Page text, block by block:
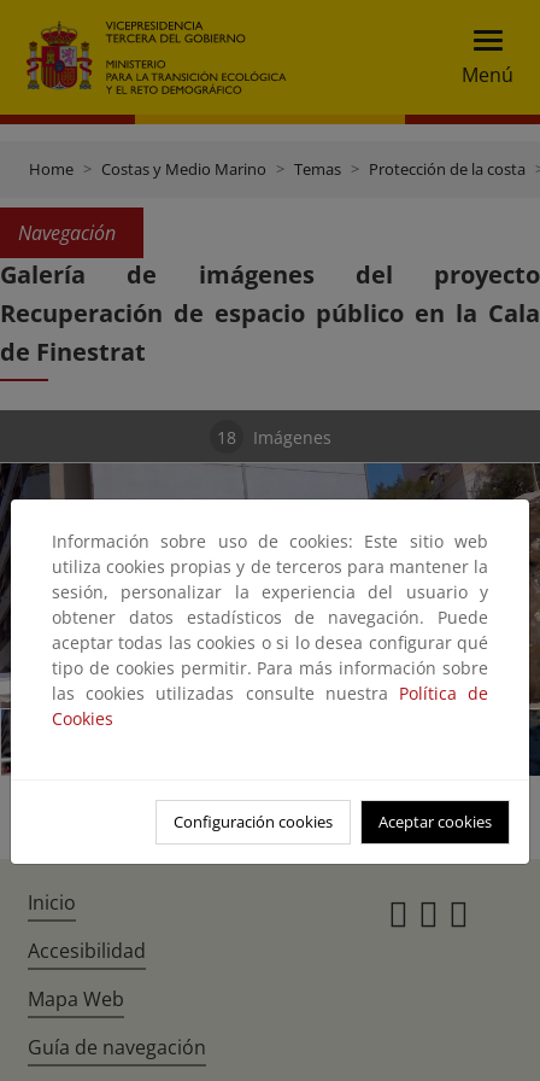
Menú
Home Costas y Medio Marino Temas Protección de la costa
Navegación
Galería de imágenes del proyecto
Recuperación de espacio público en la Cala
de Finestrat
18 Imágenes
1/18
Información sobre uso de cookies: Este sitio web
utiliza cookies propias y de terceros para mantener la
sesión, personalizar la experiencia del usuario y
obtener datos estadísticos de navegación. Puede
aceptar todas las cookies o si lo desea configurar qué
tipo de cookies permitir. Para más información sobre
las cookies utilizadas consulte nuestra Política de
Cookies
Configuración cookies Aceptar cookies
Inicio
Accesibilidad
Mapa Web
Guía de navegación